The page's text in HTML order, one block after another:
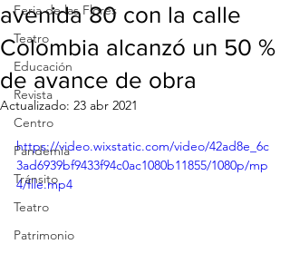
Feria de las Flores
Teatro
Educación
Revista
Centro
Pandemia
Tránsito
Teatro
Patrimonio
avenida 80 con la calle
Colombia alcanzó un 50 %
de avance de obra
Actualizado: 23 abr 2021
https://video.wixstatic.com/video/42ad8e_6c
3ad6939bf9433f94c0ac1080b11855/1080p/mp
4/file.mp4